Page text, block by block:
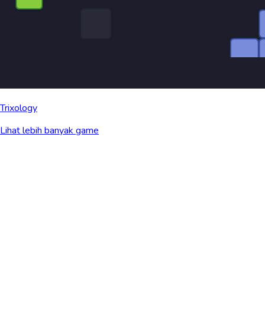
Trixology
Lihat lebih banyak game